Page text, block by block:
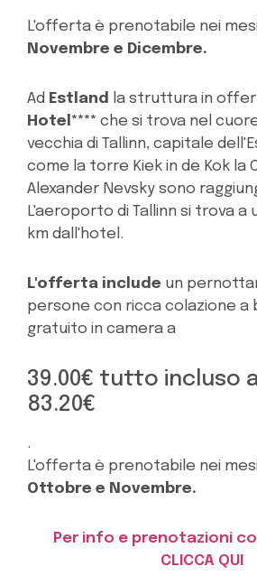
L'offerta è prenotabile nei
Novembre e Dicembre.
Ad Estland la struttura in
Hotel**** che si trova nel
vecchia di Tallinn, capitale
come la torre Kiek in de Kok la
Alexander Nevsky sono
L'aeroporto di Tallinn si trova a
km dall'hotel.
L'offerta include un
persone con ricca colazione a
gratuito in camera a
39.00€ tutto incluso
83.20€
.
L'offerta è prenotabile nei
Ottobre e Novembre.
Per info e prenotazioni con
CLICCA QUI